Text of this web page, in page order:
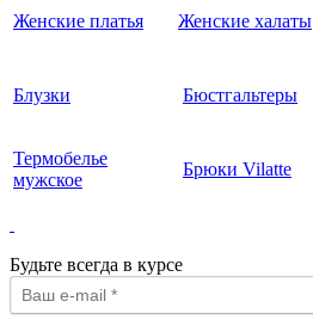
Женские платья Женские халаты
Блузки Бюстгальтеры
Термобелье
мужское
Брюки Vilatte
Будьте всегда в курсе